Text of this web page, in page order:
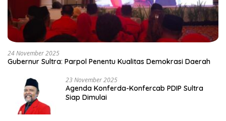
24 November 2025
Gubernur Sultra: Parpol Penentu Kualitas Demokrasi Daerah
23 November 2025
Agenda Konferda-Konfercab PDIP Sultra
Siap Dimulai